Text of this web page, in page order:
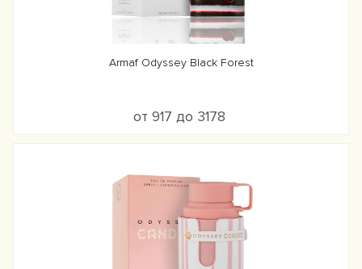
Armaf Odyssey Black Forest
от 917 до 3178